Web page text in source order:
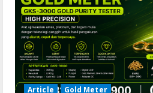
Article Gold Meter